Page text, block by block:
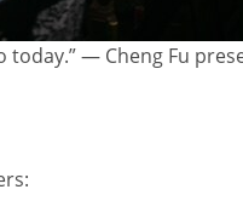
— Cheng Fu